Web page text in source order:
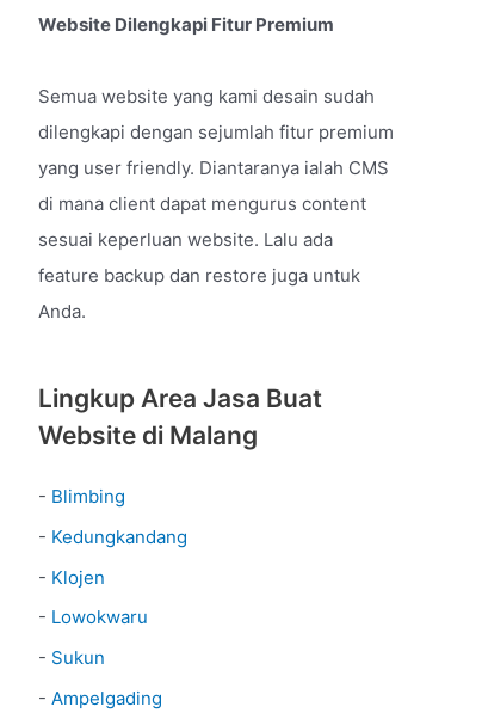
Website Dilengkapi Fitur Premium
Semua website yang kami desain sudah
dilengkapi dengan sejumlah fitur premium
yang user friendly. Diantaranya ialah CMS
di mana client dapat mengurus content
sesuai keperluan website. Lalu ada
feature backup dan restore juga untuk
Anda.
Lingkup Area Jasa Buat
Website di Malang
- Blimbing
- Kedungkandang
- Klojen
- Lowokwaru
- Sukun
- Ampelgading